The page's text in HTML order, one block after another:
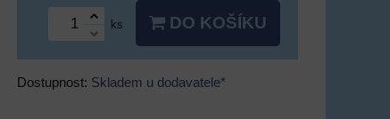
ks DO KOŠÍKU
Dostupnost: Skladem u dodavatele*